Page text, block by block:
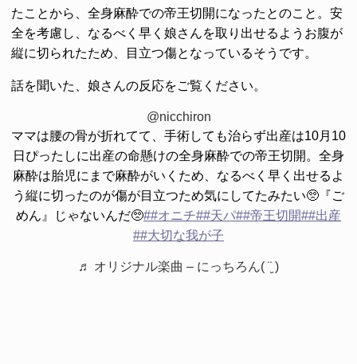
たことから、全身麻酔での帝王切開になったとのこと。安
全を考慮し、なるべく早く娘さんを取り出せるようお腹が
縦に切られたため、目立つ傷となっているそうです。
話を聞いた、娘さんの反応をご覧ください。
@nicchiron
ママは腰の骨が折れてて、手術しても治らず出産は10月10
日ぴったしに出産の命懸けの全身麻酔での帝王切開。全身
麻酔は胎児にまで麻酔がいくため、なるべく早く出せるよ
う縦に切ったのが傷が目立つため気にしてたみたい🥺『ご
めん』じゃないんだ🥺##オニチ##天パ##帝王切開##出産
##大切な我が子
♬ オリジナル楽曲 – にっちろん( ¨̮ )